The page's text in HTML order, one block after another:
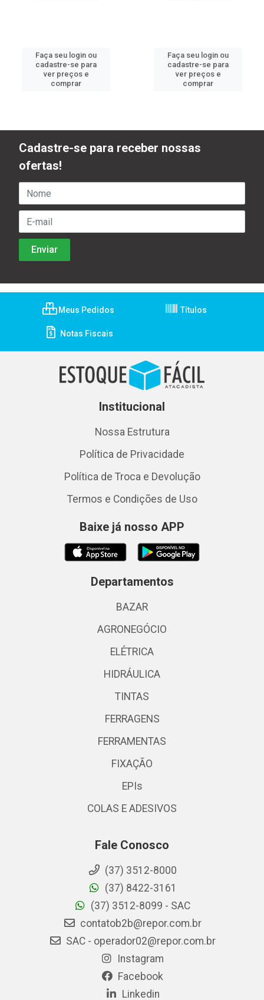
Faça seu login ou
cadastre-se para
ver preços e
comprar
Faça seu login ou
cadastre-se para
ver preços e
comprar
Cadastre-se para receber nossas
ofertas!
Meus Pedidos Títulos
Notas Fiscais
Institucional
Nossa Estrutura
Política de Privacidade
Política de Troca e Devolução
Termos e Condições de Uso
Baixe já nosso APP
Departamentos
BAZAR
AGRONEGÓCIO
ELÉTRICA
HIDRÁULICA
TINTAS
FERRAGENS
FERRAMENTAS
FIXAÇÃO
EPIs
COLAS E ADESIVOS
Fale Conosco
(37) 3512-8000
(37) 8422-3161
(37) 3512-8099 - SAC
contatob2b@repor.com.br
SAC - operador02@repor.com.br
Instagram
Facebook
Linkedin